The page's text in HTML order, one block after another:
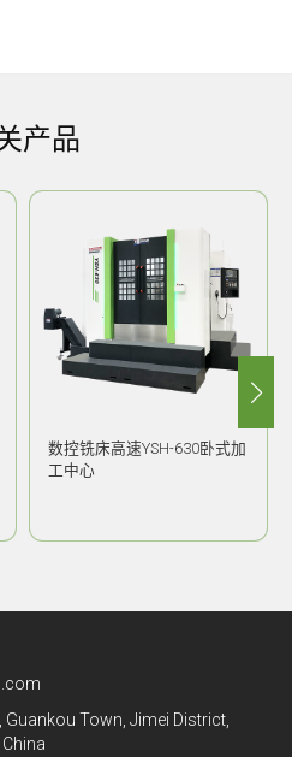
产品
数控铣床高速YSH-630卧式加
工中心
Town, Jimei District,